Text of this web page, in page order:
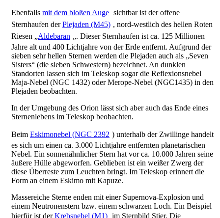
Ebenfalls mit dem bloßen Auge sichtbar ist der offene
Sternhaufen derPlejaden (M45) , nord-westlich des hellen Roten
Riesen „Aldebaran „. Dieser Sternhaufen ist ca. 125 Millionen
Jahre alt und 400 Lichtjahre von der Erde entfernt. Aufgrund der
sieben sehr hellen Sternen werden die Plejaden auch als „Seven
Sisters“ (die sieben Schwestern) bezeichnet. An dunklen
Standorten lassen sich im Teleskop sogar die Reflexionsnebel
Maja-Nebel (NGC 1432) oder Merope-Nebel (NGC1435) in den
Plejaden beobachten.
In der Umgebung des Orion lässt sich aber auch das Ende eines
Sternenlebens im Teleskop beobachten.
Beim Eskimonebel (NGC 2392 ) unterhalb der Zwillinge handelt
es sich um einen ca. 3.000 Lichtjahre entfernten planetarischen
Nebel. Ein sonnenähnlicher Stern hat vor ca. 10.000 Jahren seine
äußere Hülle abgeworfen. Geblieben ist ein weißer Zwerg der
diese Überreste zum Leuchten bringt. Im Teleskop erinnert die
Form an einem Eskimo mit Kapuze.
Massereiche Sterne enden mit einer Supernova-Explosion und
einem Neutronenstern bzw. einem schwarzen Loch. Ein Beispiel
hierfür ist derKrebsnebel (M1) im Sternbild Stier. Die